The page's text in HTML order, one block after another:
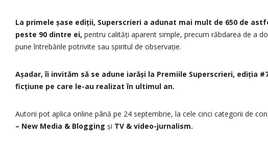
La primele șase ediții, Superscrieri a adunat mai mult de 650 de
peste 90 dintre ei, pentru calități aparent simple, precum răbdarea de a
pune întrebările potrivite sau spiritul de observație.
Așadar, îi invităm să se adune iarăși la Premiile Superscrieri, ediția
ficțiune pe care le-au realizat în ultimul an.
Autorii pot aplica online până pe 24 septembrie, la cele cinci categorii de
– New Media & Blogging și TV & video-jurnalism.